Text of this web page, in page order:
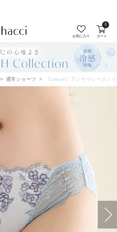
るポイントプレゼント！
お気に入り カート
0
通常ショーツ 《Leene》アジサイレースシ